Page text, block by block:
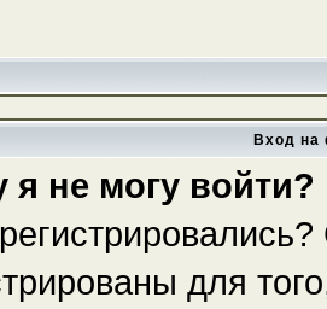
Вход на
я не могу войти?
для